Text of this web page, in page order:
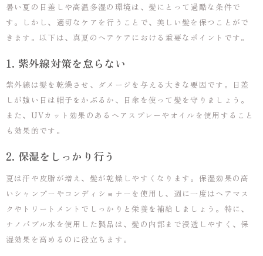
暑い夏の日差しや高温多湿の環境は、髪にとって過酷な条件で
す。しかし、適切なケアを行うことで、美しい髪を保つことがで
きます。以下は、真夏のヘアケアにおける重要なポイントです。
1. 紫外線対策を怠らない
紫外線は髪を乾燥させ、ダメージを与える大きな要因です。日差
しが強い日は帽子をかぶるか、日傘を使って髪を守りましょう。
また、UVカット効果のあるヘアスプレーやオイルを使用すること
も効果的です。
2. 保湿をしっかり行う
夏は汗や皮脂が増え、髪が乾燥しやすくなります。保湿効果の高
いシャンプーやコンディショナーを使用し、週に一度はヘアマス
クやトリートメントでしっかりと栄養を補給しましょう。特に、
ナノバブル水を使用した製品は、髪の内部まで浸透しやすく、保
湿効果を高めるのに役立ちます。